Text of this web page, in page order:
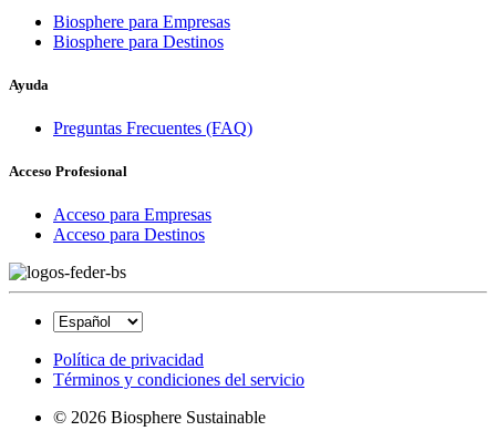
Biosphere para Empresas
Biosphere para Destinos
Ayuda
Preguntas Frecuentes (FAQ)
Acceso Profesional
Acceso para Empresas
Acceso para Destinos
Política de privacidad
Términos y condiciones del servicio
© 2026 Biosphere Sustainable